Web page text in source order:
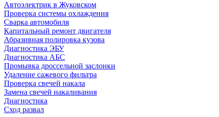
Автоэлектрик в Жуковском
Проверка системы охлаждения
Сварка автомобиля
Капитальный ремонт двигателя
Абразивная полировка кузова
Диагностика ЭБУ
Диагностика АБС
Промывка дроссельной заслонки
Удаление сажевого фильтра
Проверка свечей накала
Замена свечей накаливания
Диагностика
Сход развал